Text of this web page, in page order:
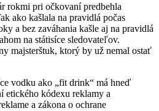
rokmi pri očkovaní predbehla
ako kašlala na pravidlá počas
a bez zaváhania kašle aj na pravidlá
na státisíce sledovateľov.
majsterštuk, ktorý by už nemal ostať
vodku ako „fit drink“ má hneď
etického kódexu reklamy a
a zákona o ochrane